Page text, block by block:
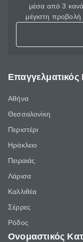
μέσα από 3
μέγιστη
Επαγγελματικός
Αθήνα
Θεσσαλονίκη
Περιστέρι
Ηράκλειο
Πειραιάς
Λάρισα
Καλλιθέα
Σέρρες
Ρόδος
Ονομαστικός